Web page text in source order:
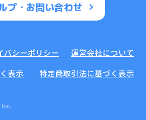
プ・お問い合わせ
バシーポリシー
運営会社について
表示
特定商取引法に基づく表示